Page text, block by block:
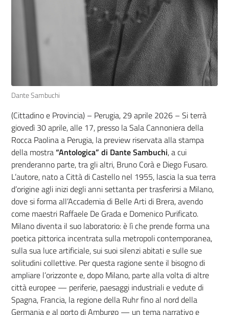
Dante Sambuchi
(Cittadino e Provincia) – Perugia, 29 aprile 2026 – Si terrà
giovedì 30 aprile, alle 17, presso la Sala Cannoniera della
Rocca Paolina a Perugia, la preview riservata alla stampa
della mostra“Antologica” di Dante Sambuchi, a cui
prenderanno parte, tra gli altri, Bruno Corà e Diego Fusaro.
L’autore, nato a Città di Castello nel 1955, lascia la sua terra
d’origine agli inizi degli anni settanta per trasferirsi a Milano,
dove si forma all’Accademia di Belle Arti di Brera, avendo
come maestri Raffaele De Grada e Domenico Purificato.
Milano diventa il suo laboratorio: è lì che prende forma una
poetica pittorica incentrata sulla metropoli contemporanea,
sulla sua luce artificiale, sui suoi silenzi abitati e sulle sue
solitudini collettive. Per questa ragione sente il bisogno di
ampliare l’orizzonte e, dopo Milano, parte alla volta di altre
città europee — periferie, paesaggi industriali e vedute di
Spagna, Francia, la regione della Ruhr fino al nord della
Germania e al porto di Amburgo — un tema narrativo e